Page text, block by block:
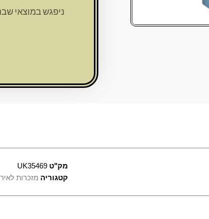
מפתחות
ניפגש במוצאי
מק"ט UK35469
קטגוריה מזכרות